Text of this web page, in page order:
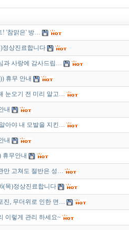
! '참맑은' 방…
정상진료합니다
과 사랑에 감사드립…
휴무 안내
눈오기 전 미리 알고…
내
아야 내 모발을 지킨…
내
휴무안내
만 고쳐도 절반은 성…
목)정상진료합니다
진, 무더위로 인한 면…
이렇게 관리 하세요~